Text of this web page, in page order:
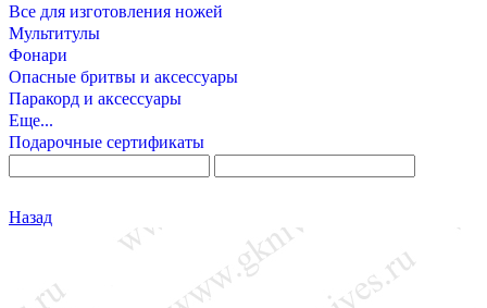
Все для изготовления ножей
Мультитулы
Фонари
Опасные бритвы и аксессуары
Паракорд и аксессуары
Еще...
Подарочные сертификаты
Назад